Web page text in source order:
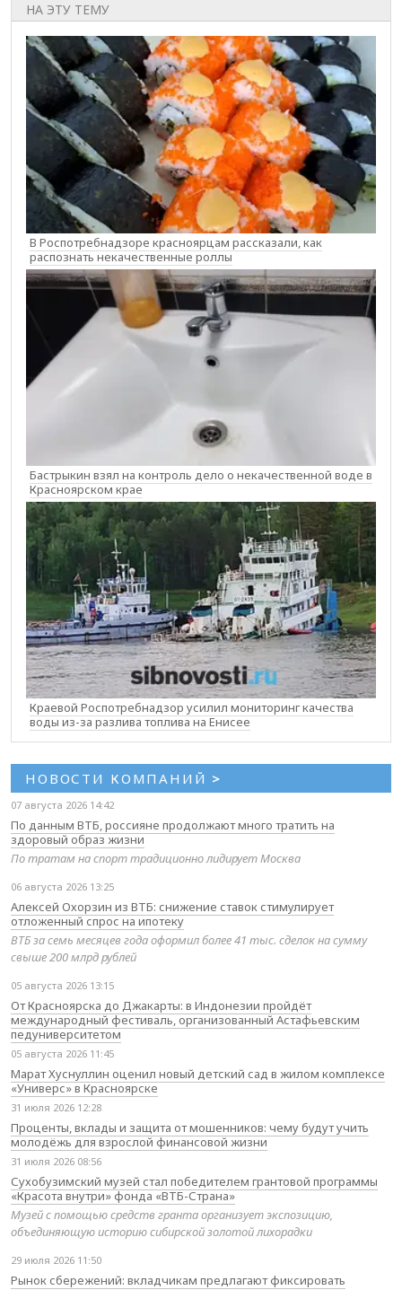
НА ЭТУ ТЕМУ
В Роспотребнадзоре красноярцам рассказали, как
распознать некачественные роллы
Бастрыкин взял на контроль дело о некачественной воде в
Красноярском крае
Краевой Роспотребнадзор усилил мониторинг качества
воды из-за разлива топлива на Енисее
НОВОСТИ КОМПАНИЙ >
07 августа 2026 14:42
По данным ВТБ, россияне продолжают много тратить на
здоровый образ жизни
По тратам на спорт традиционно лидирует Москва
06 августа 2026 13:25
Алексей Охорзин из ВТБ: снижение ставок стимулирует
отложенный спрос на ипотеку
ВТБ за семь месяцев года оформил более 41 тыс. сделок на сумму
свыше 200 млрд рублей
05 августа 2026 13:15
От Красноярска до Джакарты: в Индонезии пройдёт
международный фестиваль, организованный Астафьевским
педуниверситетом
05 августа 2026 11:45
Марат Хуснуллин оценил новый детский сад в жилом комплексе
«Универс» в Красноярске
31 июля 2026 12:28
Проценты, вклады и защита от мошенников: чему будут учить
молодёжь для взрослой финансовой жизни
31 июля 2026 08:56
Сухобузимский музей стал победителем грантовой программы
«Красота внутри» фонда «ВТБ-Страна»
Музей с помощью средств гранта организует экспозицию,
объединяющую историю сибирской золотой лихорадки
29 июля 2026 11:50
Рынок сбережений: вкладчикам предлагают фиксировать